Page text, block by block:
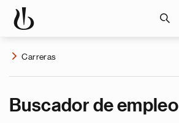
Carreras
Buscador de empleo